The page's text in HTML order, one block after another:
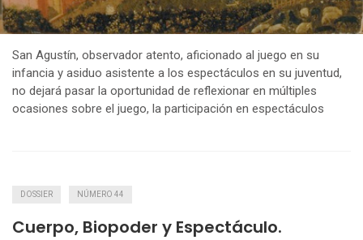
San Agustín, observador atento, aficionado al juego en su
infancia y asiduo asistente a los espectáculos en su juventud,
no dejará pasar la oportunidad de reflexionar en múltiples
ocasiones sobre el juego, la participación en espectáculos
DOSSIER NÚMERO 44
Cuerpo, Biopoder y Espectáculo.